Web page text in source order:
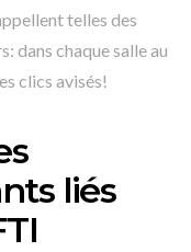
telles des
dans chaque salle au
clics avisés!
liés